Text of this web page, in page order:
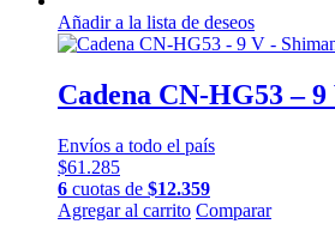
Añadir a la lista de deseos
Cadena CN-HG53 –
Envíos a todo el país
$61.285
6 cuotas de $12.359
Agregar al carrito Comparar